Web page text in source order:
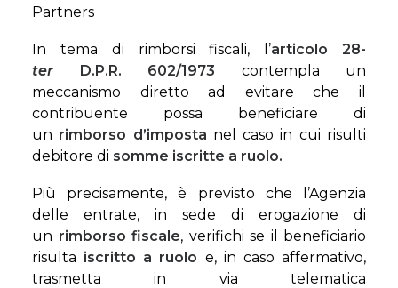
Partners
In tema di rimborsi fiscali, l’articolo 28-
ter D.P.R. 602/1973 contempla un
meccanismo diretto ad evitare che il
contribuente possa beneficiare di
un rimborso d’imposta nel caso in cui risulti
debitore di somme iscritte a ruolo.
Più precisamente, è previsto che l’Agenzia
delle entrate, in sede di erogazione di
un rimborso fiscale, verifichi se il beneficiario
risulta iscritto a ruolo e, in caso affermativo,
trasmetta in via telematica